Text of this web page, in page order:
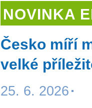
NOVINKA
Česko míří
velké
25. 6. 2026